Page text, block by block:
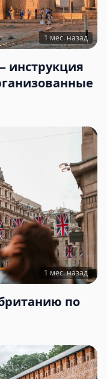
1 мес. назад
инструкция
1 мес. назад
по